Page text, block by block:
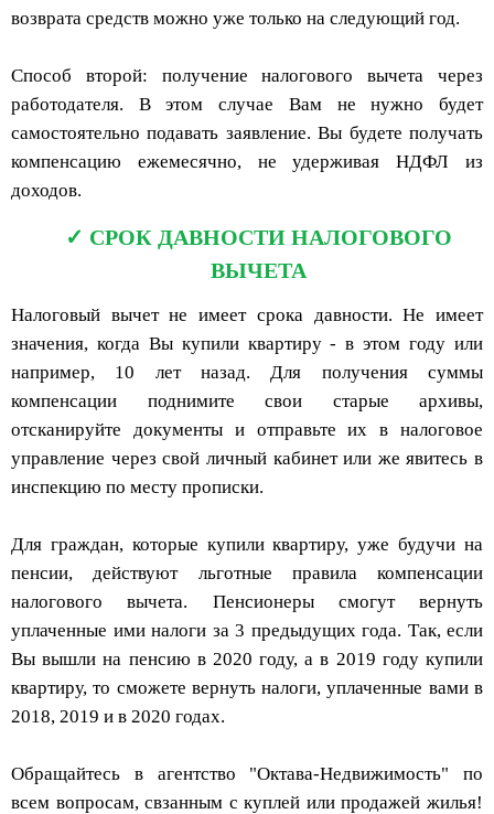
возврата средств можно уже только на следующий год.
Способ второй: получение налогового вычета через
работодателя. В этом случае Вам не нужно будет
самостоятельно подавать заявление. Вы будете получать
компенсацию ежемесячно, не удерживая НДФЛ из
доходов.
СРОК ДАВНОСТИ НАЛОГОВОГО
ВЫЧЕТА
Налоговый вычет не имеет срока давности. Не имеет
значения, когда Вы купили квартиру - в этом году или
например, 10 лет назад. Для получения суммы
компенсации поднимите свои старые архивы,
отсканируйте документы и отправьте их в налоговое
управление через свой личный кабинет или же явитесь в
инспекцию по месту прописки.
Для граждан, которые купили квартиру, уже будучи на
пенсии, действуют льготные правила компенсации
налогового вычета. Пенсионеры смогут вернуть
уплаченные ими налоги за 3 предыдущих года. Так, если
Вы вышли на пенсию в 2020 году, а в 2019 году купили
квартиру, то сможете вернуть налоги, уплаченные вами в
2018, 2019 и в 2020 годах.
Обращайтесь в агентство "Октава-Недвижимость" по
всем вопросам, свзанным с куплей или продажей жилья!